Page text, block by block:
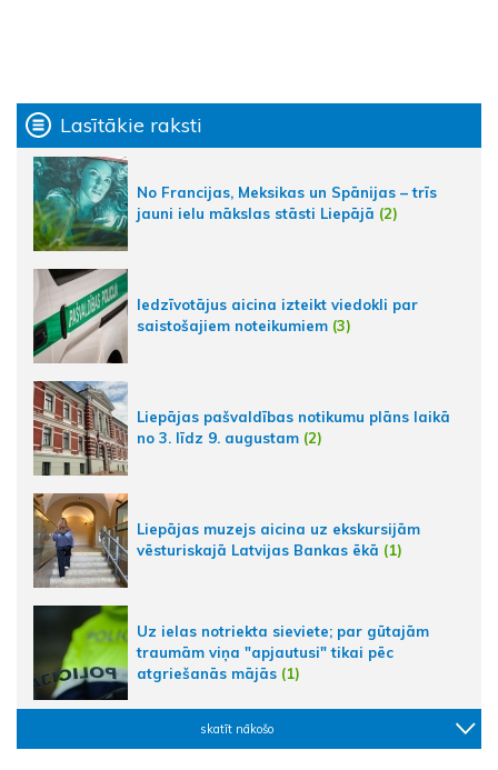
Lasītākie raksti
No Francijas, Meksikas un Spānijas – trīs
jauni ielu mākslas stāsti Liepājā (2)
Iedzīvotājus aicina izteikt viedokli par
saistošajiem noteikumiem (3)
Liepājas pašvaldības notikumu plāns laikā
no 3. līdz 9. augustam (2)
Liepājas muzejs aicina uz ekskursijām
vēsturiskajā Latvijas Bankas ēkā (1)
Uz ielas notriekta sieviete; par gūtajām
traumām viņa "apjautusi" tikai pēc
atgriešanās mājās (1)
skatīt nākošo